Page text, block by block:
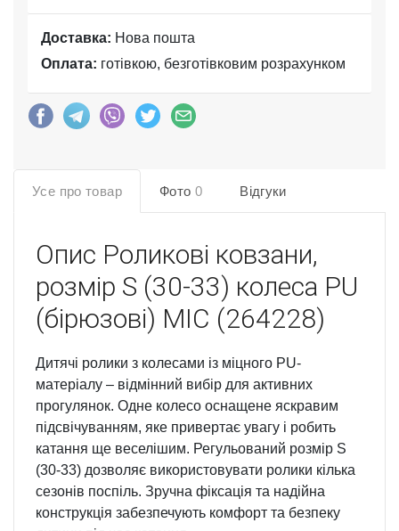
Доставка: Нова пошта
Оплата: готівкою, безготівковим розрахунком
Усе про товар Фото 0 Відгуки
Опис Роликові ковзани,
розмір S (30-33) колеса PU
(бірюзові) MIC (264228)
Дитячі ролики з колесами із міцного PU-
матеріалу – відмінний вибір для активних
прогулянок. Одне колесо оснащене яскравим
підсвічуванням, яке привертає увагу і робить
катання ще веселішим. Регульований розмір S
(30-33) дозволяє використовувати ролики кілька
сезонів поспіль. Зручна фіксація та надійна
конструкція забезпечують комфорт та безпеку